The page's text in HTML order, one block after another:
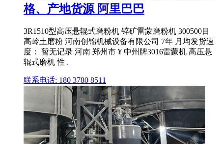
格、产地货源 阿里巴巴
3R1510型高压悬辊式磨粉机 锌矿雷蒙磨粉机 300500目
高岭土磨粉 河南创锦机械设备有限公司 7年 月均发货速
度： 暂无记录 河南 郑州市 ¥ 中州牌3016雷蒙机 高压悬
辊式磨机 性 .
联系电话: 180 3780 8511